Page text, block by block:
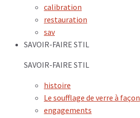
calibration
restauration
sav
SAVOIR-FAIRE STIL
SAVOIR-FAIRE STIL
histoire
Le soufflage de verre à façon
engagements